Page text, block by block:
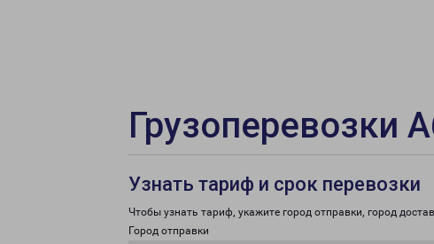
Грузоперевозки
Узнать тариф и срок перевозки
Чтобы узнать тариф, укажите город отправки, город
Город отправки